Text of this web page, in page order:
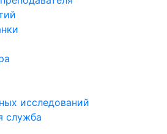
исследований
служба